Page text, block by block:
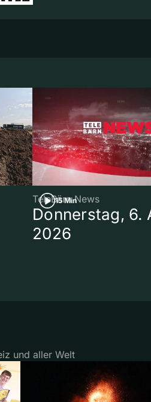
15 Min
TeleBärn News
Donnerstag, 6.
2026
und aller Welt